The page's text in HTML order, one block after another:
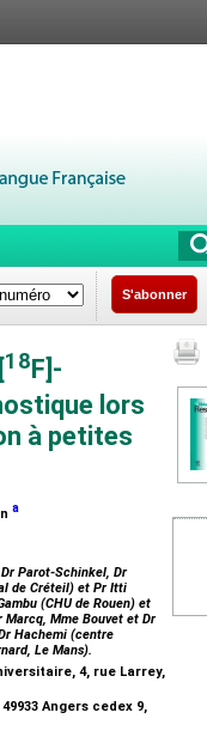
S'abonner
18 F]-
lors
à petites
a
Parot-Schinkel, Dr
de Créteil) et Pr Itti
(CHU de Rouen) et
Marcq, Mme Bouvet et Dr
Hachemi (centre
Le Mans).
4, rue Larrey,
Angers cedex 9,